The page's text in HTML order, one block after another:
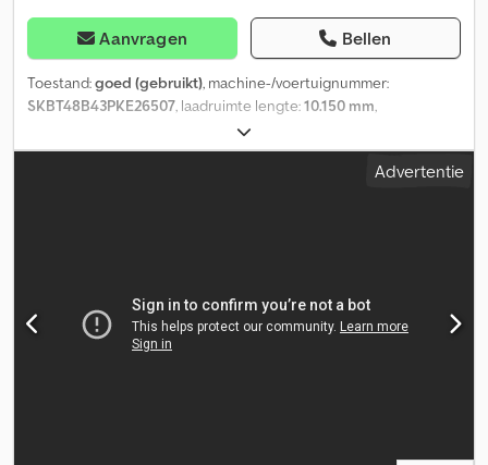
Aanvragen Bellen
Toestand:goed (gebruikt), machine-/voertuignummer:
SKBT48B43PKE26507, laadruimte lengte:10.150 mm,
, laadruimtehoogte:
wielbasis:7.200 mm, Bouwjaar:2024, = Overige opties en
accessoires = - Luchtvering achter - Luchtvering voor = Overige
informatie.
Advertentie